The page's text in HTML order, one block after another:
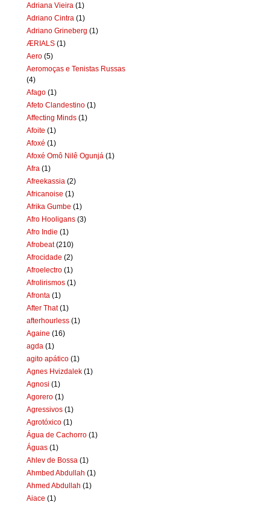
Adriana Vieira (1)
Adriano Cintra (1)
Adriano Grineberg (1)
ÆRIALS (1)
Aero (5)
Aeromoças e Tenistas Russas
(4)
Afago (1)
Afeto Clandestino (1)
Affecting Minds (1)
Afoite (1)
Afoxé (1)
Afoxé Omô Nilê Ogunjá (1)
Afra (1)
Afreekassia (2)
Africanoise (1)
Afrika Gumbe (1)
Afro Hooligans (3)
Afro Indie (1)
Afrobeat (210)
Afrocidade (2)
Afroelectro (1)
Afrolirismos (1)
Afronta (1)
After That (1)
afterhourless (1)
Againe (16)
agda (1)
agito apático (1)
Agnes Hvizdalek (1)
Agnosi (1)
Agorero (1)
Agressivos (1)
Agrotóxico (1)
Água de Cachorro (1)
Águas (1)
Ahlev de Bossa (1)
Ahmbed Abdullah (1)
Ahmed Abdullah (1)
Aiace (1)